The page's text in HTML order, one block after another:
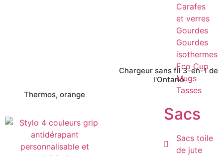
Carafes
et verres
Gourdes
Gourdes
isothermes
Eco Cup
Mugs
Tasses
Sacs
Sacs toile
de jute
Thermos, orange
Chargeur sans fil 3-en-1 de
l'Ontario